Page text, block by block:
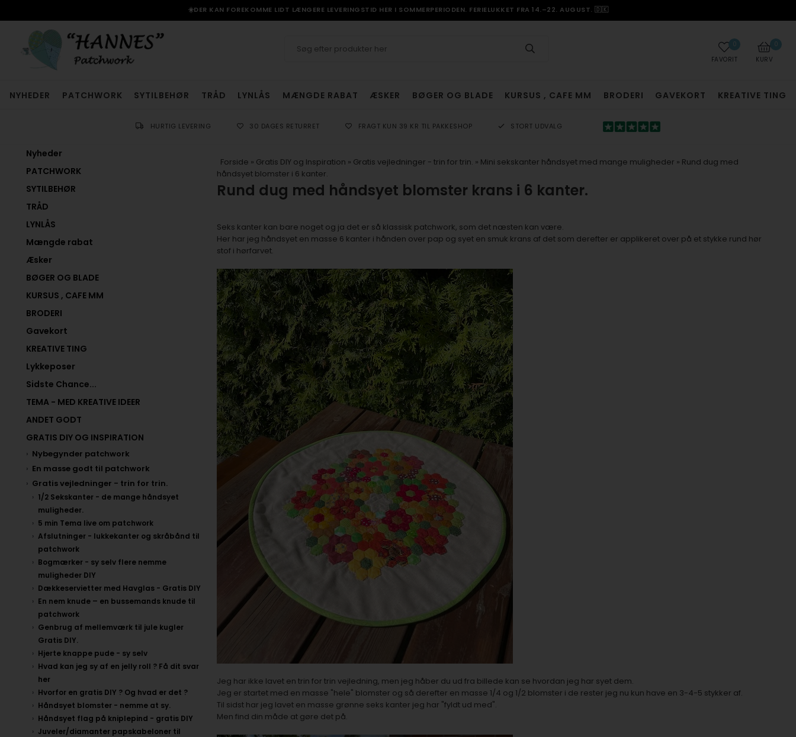
☀️DER KAN FOREKOMME LIDT LÆNGERE LEVERINGSTID HER I SOMMERPERIODEN. FERIELUKKET FRA 14.–22. AUGUST. 🇩🇰
0
KURV
0
FAVORIT
NYHEDER PATCHWORK SYTILBEHØR TRÅD LYNLÅS MÆNGDE RABAT ÆSKER BØGER OG BLADE KURSUS , CAFE MM BRODERI GAVEKORT KREATIVE TING
HURTIG LEVERING 30 DAGES RETURRET FRAGT KUN 39 KR TIL PAKKESHOP STORT UDVALG
Nyheder
PATCHWORK
SYTILBEHØR
TRÅD
LYNLÅS
Mængde rabat
Æsker
BØGER OG BLADE
KURSUS , CAFE MM
BRODERI
Gavekort
KREATIVE TING
Lykkeposer
Sidste Chance...
TEMA - MED KREATIVE IDEER
ANDET GODT
GRATIS DIY OG INSPIRATION
Nybegynder patchwork
En masse godt til patchwork
Gratis vejledninger - trin for trin.
1/2 Sekskanter - de mange håndsyet
muligheder.
5 min Tema live om patchwork
Afslutninger - lukkekanter og skråbånd til
patchwork
Bogmærker - sy selv flere nemme
muligheder DIY
Dækkeservietter med Havglas - Gratis DIY
En nem knude – en bussemands knude til
patchwork
Genbrug af mellemværk til jule kugler
Gratis DIY.
Hjerte knappe pude - sy selv
Hvad kan jeg sy af en jelly roll ? Få dit svar
her
Hvorfor en gratis DIY ? Og hvad er det ?
Håndsyet blomster - nemme at sy.
Håndsyet flag på kniplepind - gratis DIY
Juveler/diamanter papskabeloner til
Forside » Gratis DIY og Inspiration » Gratis vejledninger - trin for trin. » Mini sekskanter håndsyet med mange muligheder » Rund dug med
håndsyet blomster i 6 kanter.
Rund dug med håndsyet blomster krans i 6 kanter.
Seks kanter kan bare noget og ja det er så klassisk patchwork, som det næsten kan være.
Her har jeg håndsyet en masse 6 kanter i hånden over pap og syet en smuk krans af det som derefter er applikeret over på et stykke rund hør
stof i hørfarvet.
Jeg har ikke lavet en trin for trin vejledning, men jeg håber du ud fra billede kan se hvordan jeg har syet dem.
Jeg er startet med en masse "hele" blomster og så derefter en masse 1/4 og 1/2 blomster i de rester jeg nu kun have en 3-4-5 stykker af.
Til sidst har jeg lavet en masse grønne seks kanter jeg har "fyldt ud med".
Men find din måde at gøre det på.